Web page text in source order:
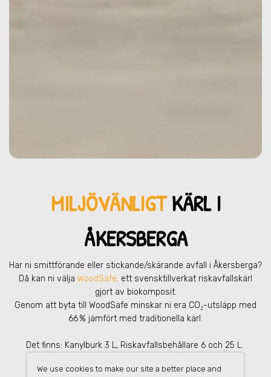
MILJÖVÄNLIGTKÄRL I
ÅKERSBERGA
Har ni smittförande eller stickande/skärande avfall i Åkersberga?
Då kan ni välja WoodSafe, ett svensktillverkat riskavfallskärl
gjort av biokomposit.
Genom att byta till WoodSafe minskar ni era CO₂-utsläpp med
66 % jämfört med traditionella kärl.
Det finns: Kanylburk 3 L, Riskavfallsbehållare 6 och 25 L.
We use cookies to make our site a better place and